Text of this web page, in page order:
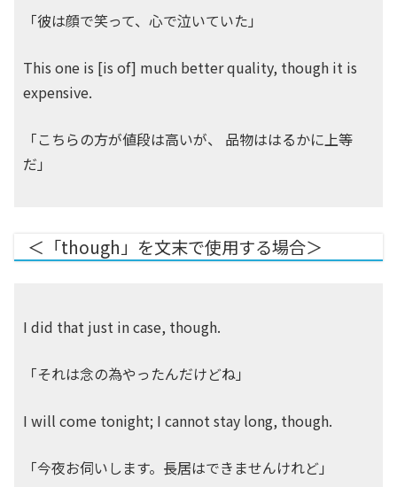
「彼は顔で笑って、心で泣いていた」
This one is [is of] much better quality, though it is
expensive.
「こちらの方が値段は高いが、 品物ははるかに上等
だ」
＜「though」を文末で使用する場合＞
I did that just in case, though.
「それは念の為やったんだけどね」
I will come tonight; I cannot stay long, though.
「今夜お伺いします。長居はできませんけれど」